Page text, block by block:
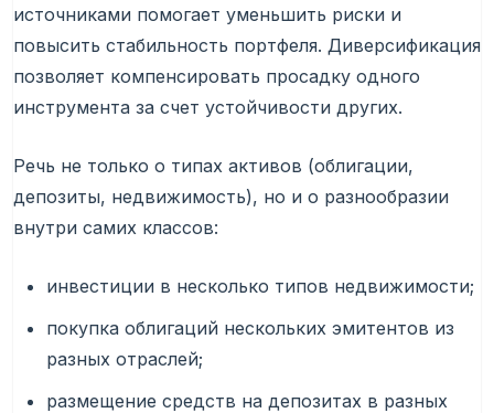
источниками помогает уменьшить риски и
повысить стабильность портфеля. Диверсификация
позволяет компенсировать просадку одного
инструмента за счет устойчивости других.
Речь не только о типах активов (облигации,
депозиты, недвижимость), но и о разнообразии
внутри самих классов:
инвестиции в несколько типов недвижимости;
покупка облигаций нескольких эмитентов из
разных отраслей;
размещение средств на депозитах в разных